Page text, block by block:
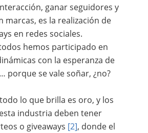
ganar seguidores y
marcas, es la realización de
en redes sociales.
hemos participado en
con la esperanza de
porque se vale soñar, ¿no?
lo que brilla es oro, y los
industria deben tener
o giveaways [2], donde el